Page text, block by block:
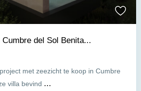
Cumbre del Sol Benita...
met zeezicht te koop in Cumbre
villa bevind ...